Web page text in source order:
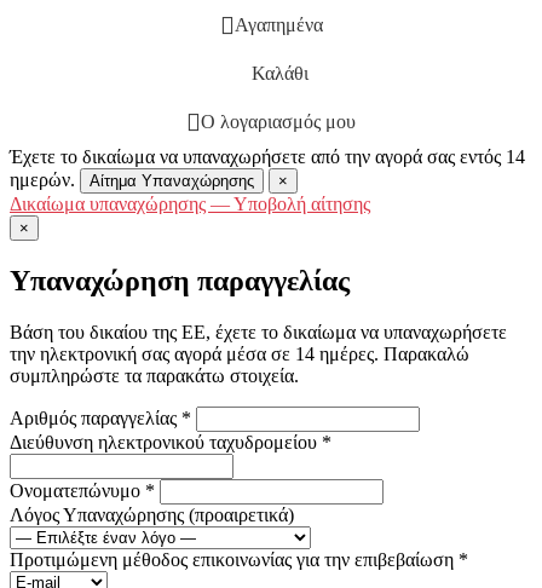
Αγαπημένα
Καλάθι
Ο λογαριασμός μου
Έχετε το δικαίωμα να υπαναχωρήσετε από την αγορά σας εντός 14
ημερών.
Αίτημα Υπαναχώρησης ×
Δικαίωμα υπαναχώρησης — Υποβολή αίτησης
×
Υπαναχώρηση παραγγελίας
Βάση του δικαίου της ΕΕ, έχετε το δικαίωμα να υπαναχωρήσετε
την ηλεκτρονική σας αγορά μέσα σε 14 ημέρες. Παρακαλώ
συμπληρώστε τα παρακάτω στοιχεία.
Αριθμός παραγγελίας *
Διεύθυνση ηλεκτρονικού ταχυδρομείου *
Ονοματεπώνυμο *
Λόγος Υπαναχώρησης (προαιρετικά)
Προτιμώμενη μέθοδος επικοινωνίας για την επιβεβαίωση *